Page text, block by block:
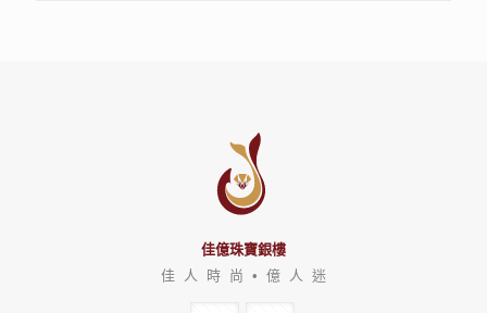
佳億珠寶銀樓
佳 人 時 尚 • 億 人 迷